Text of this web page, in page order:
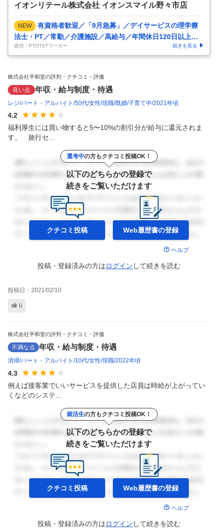
イオンリテール株式会社 イオンスマイル野々市店
NEW
有資格者歓迎／「9月急募」／デイサービスの理学療
法士・PT／常勤／介護施設／高給与／年間休日120日以上／
教育体制万全
提供：PTOTSTワーカー 続きを見る
株式会社平和堂の評判・クチコミ・評価
良い点 年収・給与制度・待遇
レジ パート・アルバイト 50代 女性 現職 既婚 子育て中 2021年頃
4.2
福利厚生には買い物すると5〜10%の割引分が給与に還元されま
す。　旅行セ...
選考中の方もクチコミ投稿OK！
以下のどちらかの登録で
続きをご覧いただけます
クチコミ投稿 Web履歴書の登録
ヘルプ
投稿・登録済みの方はログイン して続きを読む
投稿日： 2021/02/10
0
株式会社平和堂の評判・クチコミ・評価
不満な点 年収・給与制度・待遇
清掃 パート・アルバイト 10代 女性 現職 2022年頃
4.3
例えば接客業でいいサービスを提供した店員は時給が上がってい
くなどのシステ...
就活生の方もクチコミ投稿OK！
以下のどちらかの登録で
続きをご覧いただけます
クチコミ投稿 Web履歴書の登録
ヘルプ
投稿・登録済みの方はログイン して続きを読む